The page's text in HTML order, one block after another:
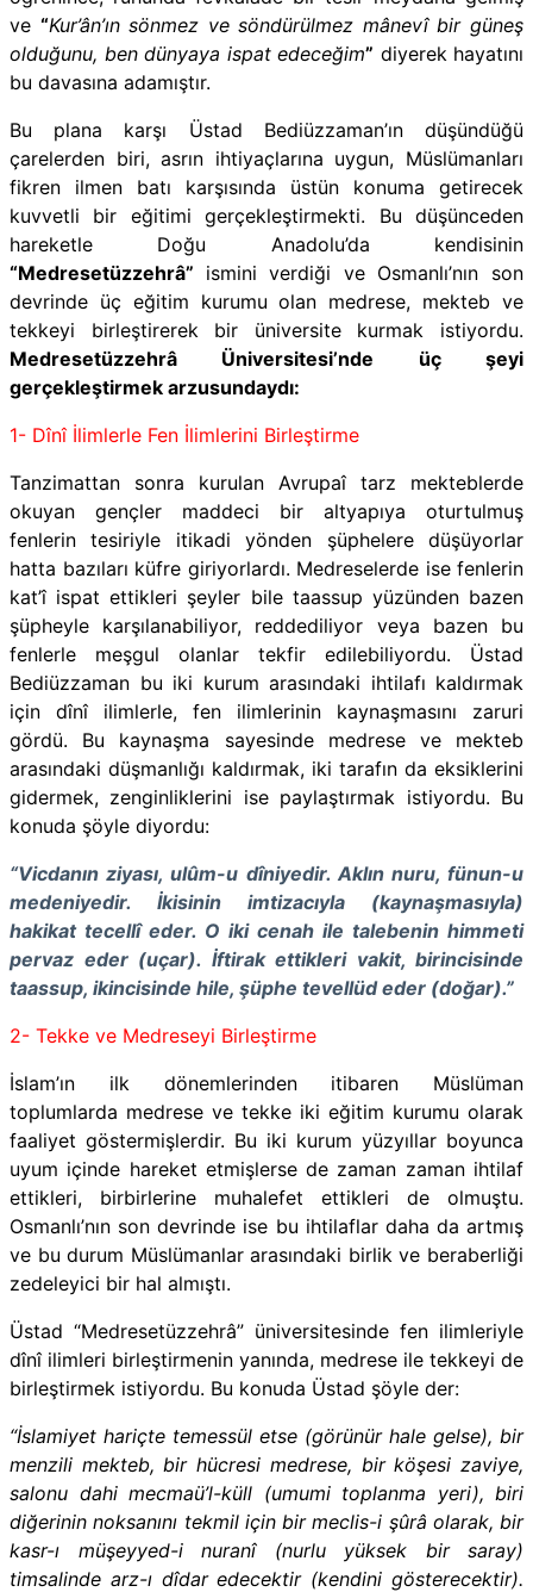
ve “Kur’ân’ın sönmez ve söndürülmez mânevî bir güneş
olduğunu, ben dünyaya ispat edeceğim” diyerek hayatını
bu davasına adamıştır.
Bu plana karşı Üstad Bediüzzaman’ın düşündüğü
çarelerden biri, asrın ihtiyaçlarına uygun, Müslümanları
fikren ilmen batı karşısında üstün konuma getirecek
kuvvetli bir eğitimi gerçekleştirmekti. Bu düşünceden
hareketle Doğu Anadolu’da kendisinin
“Medresetüzzehrâ” ismini verdiği ve Osmanlı’nın son
devrinde üç eğitim kurumu olan medrese, mekteb ve
tekkeyi birleştirerek bir üniversite kurmak istiyordu.
Medresetüzzehrâ Üniversitesi’nde üç şeyi
gerçekleştirmek arzusundaydı:
1- Dînî İlimlerle Fen İlimlerini Birleştirme
Tanzimattan sonra kurulan Avrupaî tarz mekteblerde
okuyan gençler maddeci bir altyapıya oturtulmuş
fenlerin tesiriyle itikadi yönden şüphelere düşüyorlar
hatta bazıları küfre giriyorlardı. Medreselerde ise fenlerin
kat’î ispat ettikleri şeyler bile taassup yüzünden bazen
şüpheyle karşılanabiliyor, reddediliyor veya bazen bu
fenlerle meşgul olanlar tekfir edilebiliyordu. Üstad
Bediüzzaman bu iki kurum arasındaki ihtilafı kaldırmak
için dînî ilimlerle, fen ilimlerinin kaynaşmasını zaruri
gördü. Bu kaynaşma sayesinde medrese ve mekteb
arasındaki düşmanlığı kaldırmak, iki tarafın da eksiklerini
gidermek, zenginliklerini ise paylaştırmak istiyordu. Bu
konuda şöyle diyordu:
“Vicdanın ziyası, ulûm-u dîniyedir. Aklın nuru, fünun-u
medeniyedir. İkisinin imtizacıyla (kaynaşmasıyla)
hakikat tecellî eder. O iki cenah ile talebenin himmeti
pervaz eder (uçar). İftirak ettikleri vakit, birincisinde
taassup, ikincisinde hile, şüphe tevellüd eder (doğar).”
2- Tekke ve Medreseyi Birleştirme
İslam’ın ilk dönemlerinden itibaren Müslüman
toplumlarda medrese ve tekke iki eğitim kurumu olarak
faaliyet göstermişlerdir. Bu iki kurum yüzyıllar boyunca
uyum içinde hareket etmişlerse de zaman zaman ihtilaf
ettikleri, birbirlerine muhalefet ettikleri de olmuştu.
Osmanlı’nın son devrinde ise bu ihtilaflar daha da artmış
ve bu durum Müslümanlar arasındaki birlik ve beraberliği
zedeleyici bir hal almıştı.
Üstad “Medresetüzzehrâ” üniversitesinde fen ilimleriyle
dînî ilimleri birleştirmenin yanında, medrese ile tekkeyi de
birleştirmek istiyordu. Bu konuda Üstad şöyle der:
“İslamiyet hariçte temessül etse (görünür hale gelse), bir
menzili mekteb, bir hücresi medrese, bir köşesi zaviye,
salonu dahi mecmaü’l-küll (umumi toplanma yeri), biri
diğerinin noksanını tekmil için bir meclis-i şûrâ olarak, bir
kasr-ı müşeyyed-i nuranî (nurlu yüksek bir saray)
timsalinde arz-ı dîdar edecektir (kendini gösterecektir).